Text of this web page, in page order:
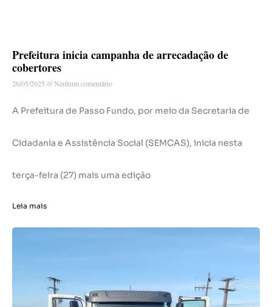
Prefeitura inicia campanha de arrecadação de
cobertores
26/05/2025 Nenhum comentário
A Prefeitura de Passo Fundo, por meio da Secretaria de
Cidadania e Assistência Social (SEMCAS), inicia nesta
terça-feira (27) mais uma edição
Leia mais